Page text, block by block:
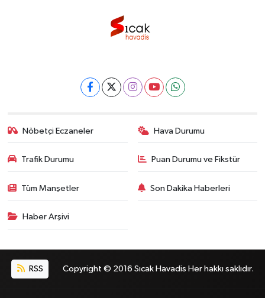
Nöbetçi Eczaneler Hava Durumu
Trafik Durumu Puan Durumu ve Fikstür
Tüm Manşetler Son Dakika Haberleri
Haber Arşivi
RSS Copyright © 2016 Sıcak Havadis Her hakkı saklıdır.